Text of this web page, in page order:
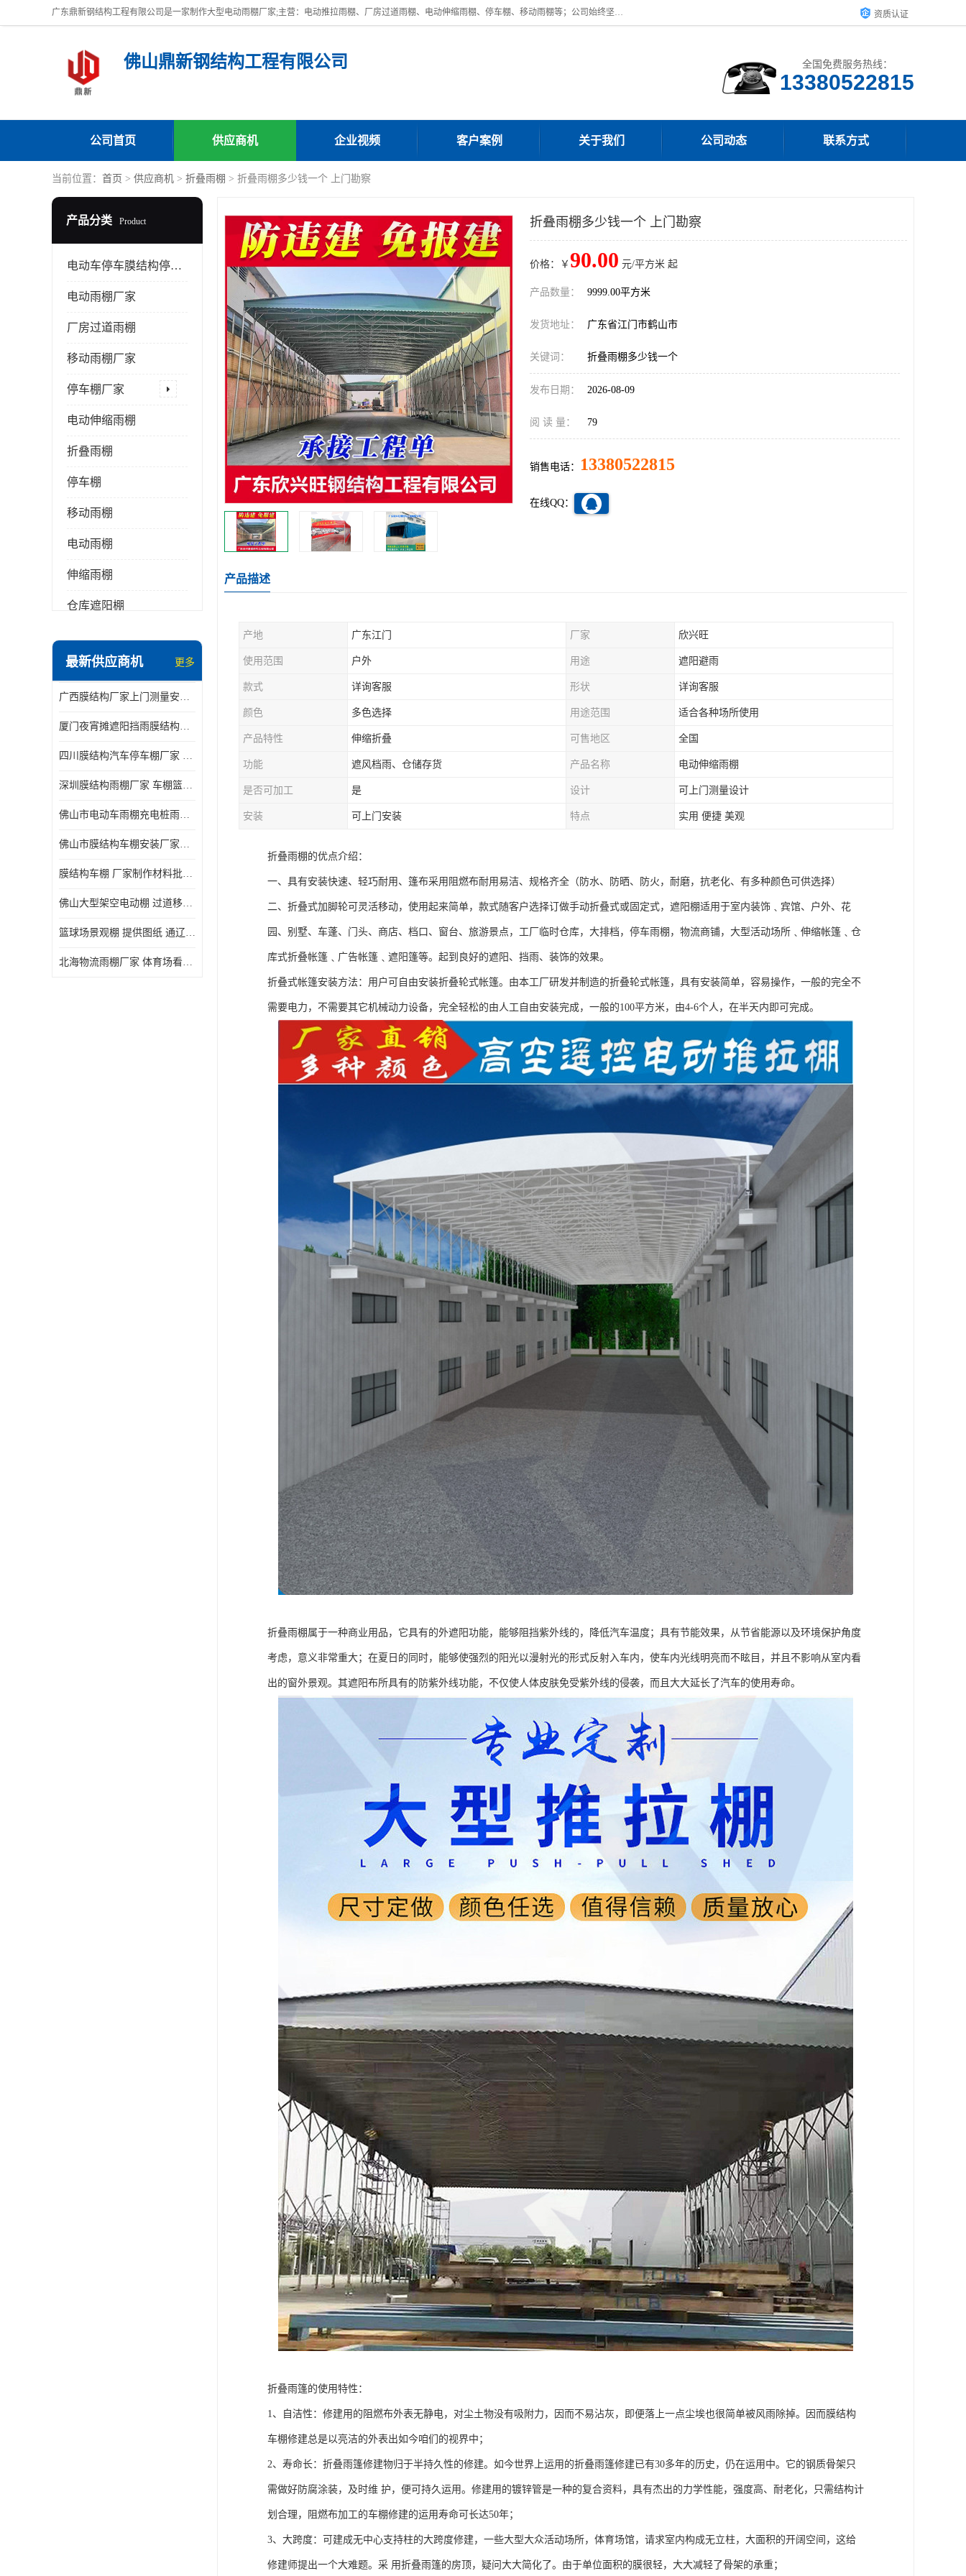
广东鼎新钢结构工程有限公司是一家制作大型电动雨棚厂家;主营：电动推拉雨棚、厂房过道雨棚、电动伸缩雨棚、停车棚、移动雨棚等；公司始终坚持结构创新,品质优越,美观形象,且售后服务好。公司充分吸纳当今休闲用品的前端技术和风格,为您带来质价相宜,时尚典雅的各种户外用品, 资质认证
佛山鼎新钢结构工程有限公司 全国免费服务热线：
13380522815
公司首页 供应商机 企业视频 客户案例 关于我们 公司动态 联系方式
当前位置： 首页 > 供应商机 > 折叠雨棚 > 折叠雨棚多少钱一个 上门勘察
产品分类 Product
电动车停车膜结构停车棚
电动雨棚厂家
厂房过道雨棚
移动雨棚厂家
停车棚厂家
电动伸缩雨棚
折叠雨棚
停车棚
移动雨棚
电动雨棚
伸缩雨棚
仓库遮阳棚
电动推拉雨棚
膜结构停景观棚
最新供应商机 更多
广西膜结构厂家上门测量安装发货，厂家发货没有差价
厦门夜宵摊遮阳挡雨膜结构雨棚设计 上门测量 款式多
四川膜结构汽车停车棚厂家 款式多 提供报价
深圳膜结构雨棚厂家 车棚篮球场体育看台 规格多样
佛山市电动车雨棚充电桩雨棚小区电动车棚
佛山市膜结构车棚安装厂家发货安装
膜结构车棚 厂家制作材料批发安装一体式工厂
佛山大型架空电动棚 过道移动雨蓬 屋轨道悬空棚免费测量
篮球场景观棚 提供图纸 通辽膜结构厂家
北海物流雨棚厂家 体育场看台雨棚 价格优惠
折叠雨棚多少钱一个 上门勘察
价格：￥ 90.00 元/平方米 起
产品数量： 9999.00平方米
发货地址： 广东省江门市鹤山市
关键词： 折叠雨棚多少钱一个
发布日期： 2026-08-09
阅 读 量： 79
销售电话： 13380522815
在线QQ：
产品描述
产地 广东江门 厂家 欣兴旺
使用范围 户外 用途 遮阳避雨
款式 详询客服 形状 详询客服
颜色 多色选择 用途范围 适合各种场所使用
产品特性 伸缩折叠 可售地区 全国
功能 遮风档雨、仓储存货 产品名称 电动伸缩雨棚
是否可加工 是 设计 可上门测量设计
安装 可上门安装 特点 实用 便捷 美观
折叠雨棚的优点介绍：
一、具有安装快速、轻巧耐用、篷布采用阻燃布耐用易洁、规格齐全（防水、防晒、防火，耐磨，抗老化、有多种颜色可供选择）
二、折叠式加脚轮可灵活移动，使用起来简单，款式随客户选择订做手动折叠式或固定式，遮阳棚适用于室内装饰﹑宾馆、户外、花
园、别墅、车蓬、门头、商店、档口、窗台、旅游景点，工厂临时仓库，大排档，停车雨棚，物流商铺，大型活动场所﹑伸缩帐篷﹑仓
库式折叠帐篷﹑广告帐篷﹑遮阳篷等。起到良好的遮阳、挡雨、装饰的效果。
折叠式帐篷安装方法：用户可自由安装折叠轮式帐篷。由本工厂研发并制造的折叠轮式帐篷，具有安装简单，容易操作，一般的完全不
需要电力，不需要其它机械动力设备，完全轻松的由人工自由安装完成，一般的100平方米，由4-6个人，在半天内即可完成。
折叠雨棚属于一种商业用品，它具有的外遮阳功能，能够阻挡紫外线的，降低汽车温度；具有节能效果，从节省能源以及环境保护角度
考虑，意义非常重大；在夏日的同时，能够使强烈的阳光以漫射光的形式反射入车内，使车内光线明亮而不眩目，并且不影响从室内看
出的窗外景观。其遮阳布所具有的防紫外线功能，不仅使人体皮肤免受紫外线的侵袭，而且大大延长了汽车的使用寿命。
折叠雨篷的使用特性：
1、自洁性：修建用的阻燃布外表无静电，对尘土物没有吸附力，因而不易沾灰，即便落上一点尘埃也很简单被风雨除掉。因而膜结构
车棚修建总是以亮洁的外表出如今咱们的视界中；
2、寿命长：折叠雨篷修建物归于半持久性的修建。如今世界上运用的折叠雨篷修建已有30多年的历史，仍在运用中。它的钢质骨架只
需做好防腐涂装，及时维 护，便可持久运用。修建用的镀锌管是一种的复合资料，具有杰出的力学性能，强度高、耐老化，只需结构计
划合理，阻燃布加工的车棚修建的运用寿命可长达50年；
3、大跨度：可建成无中心支持柱的大跨度修建，一些大型大众活动场所，体育场馆，请求室内构成无立柱，大面积的开阔空间，这给
修建师提出一个大难题。采 用折叠雨篷的房顶，疑问大大简化了。由于单位面积的膜很轻，大大减轻了骨架的承重；